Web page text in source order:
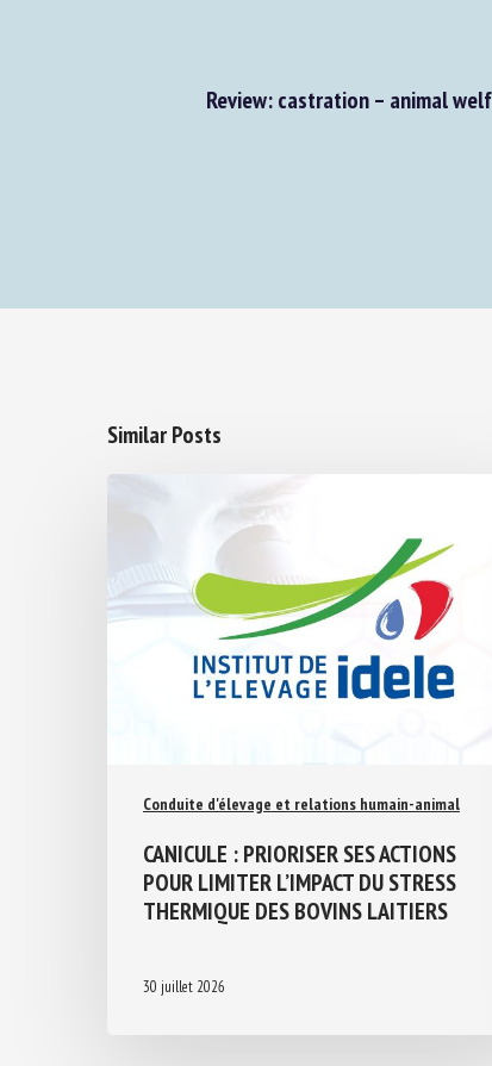
Review: castration – animal
Similar Posts
Conduite d'élevage et relations humain-animal
CANICULE : PRIORISER SES ACTIONS
POUR LIMITER L’IMPACT DU STRESS
THERMIQUE DES BOVINS LAITIERS
30 juillet 2026